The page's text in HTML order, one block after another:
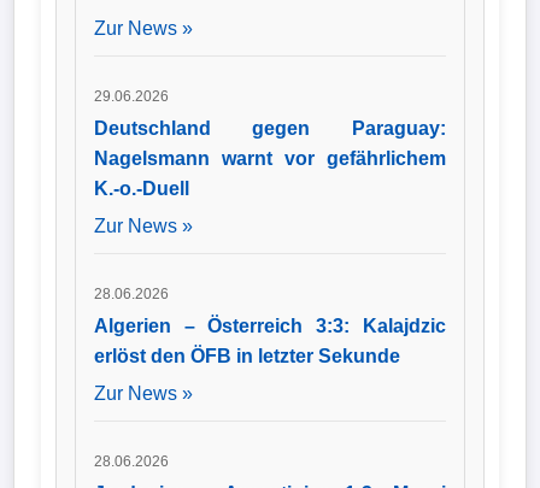
Zur News »
29.06.2026
Deutschland gegen Paraguay:
Nagelsmann warnt vor gefährlichem
K.-o.-Duell
Zur News »
28.06.2026
Algerien – Österreich 3:3: Kalajdzic
erlöst den ÖFB in letzter Sekunde
Zur News »
28.06.2026